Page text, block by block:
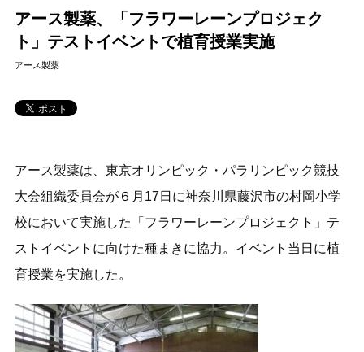
アース製薬、「フラワーレーンプロジェク
ト」テストイベントで植育授業実施
アース製薬
アース製薬は、東京オリンピック・パラリンピック競技
大会組織委員会が６月17日に神奈川県藤沢市の村岡小学
校において実施した「フラワーレーンプロジェクト」テ
ストイベントに向けた種まきに協力。イベント当日に植
育授業を実施した。